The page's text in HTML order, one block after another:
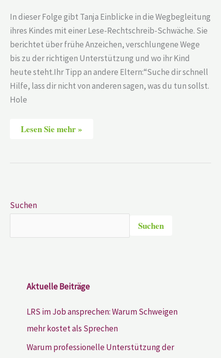
In dieser Folge gibt Tanja Einblicke in die Wegbegleitung
ihres Kindes mit einer Lese-Rechtschreib-Schwäche. Sie
berichtet über frühe Anzeichen, verschlungene Wege
bis zu der richtigen Unterstützung und wo ihr Kind
heute steht.Ihr Tipp an andere Eltern:“Suche dir schnell
Hilfe, lass dir nicht von anderen sagen, was du tun sollst.
Hole
Lesen Sie mehr »
Suchen
Suchen
Aktuelle Beiträge
LRS im Job ansprechen: Warum Schweigen
mehr kostet als Sprechen
Warum professionelle Unterstützung der